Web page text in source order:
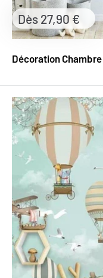
Décoration
Prix
réduit
Dès 27,90 €